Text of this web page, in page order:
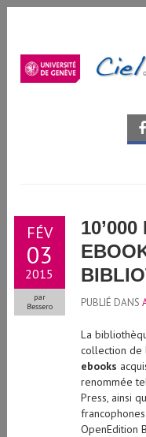
FÉV
03
2015
par
Bessero
PUBLIÉ DANS
La
collection de
ebooks
renommée
Press, ainsi
OpenEdition